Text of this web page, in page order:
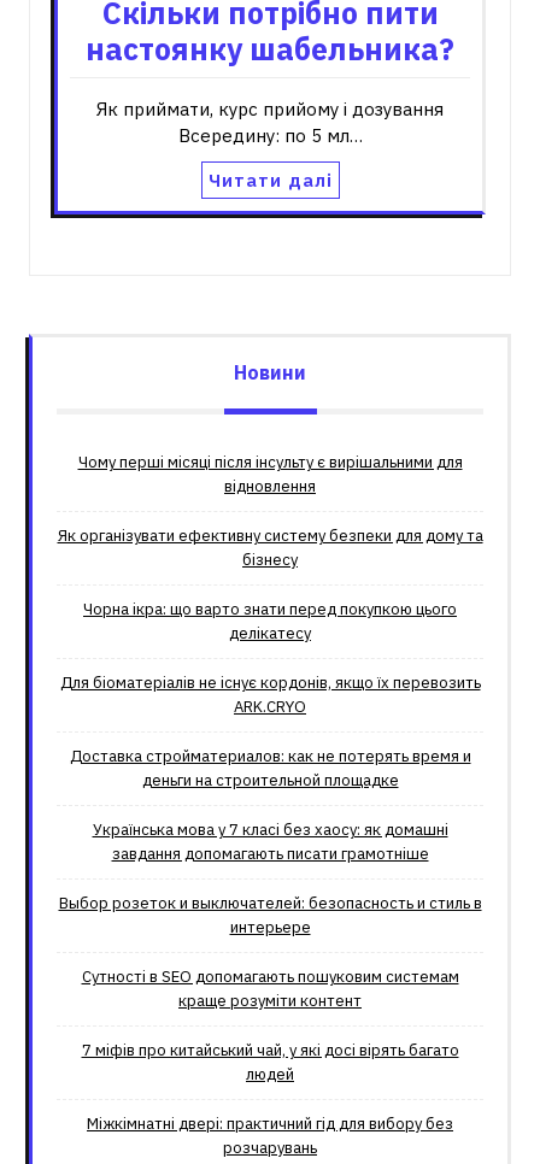
Скільки потрібно пити
настоянку шабельника?
Як приймати, курс прийому і дозування
Всередину: по 5 мл…
Читати далі
Новини
Чому перші місяці після інсульту є вирішальними для
відновлення
Як організувати ефективну систему безпеки для дому та
бізнесу
Чорна ікра: що варто знати перед покупкою цього
делікатесу
Для біоматеріалів не існує кордонів, якщо їх перевозить
ARK.CRYO
Доставка стройматериалов: как не потерять время и
деньги на строительной площадке
Українська мова у 7 класі без хаосу: як домашні
завдання допомагають писати грамотніше
Выбор розеток и выключателей: безопасность и стиль в
интерьере
Сутності в SEO допомагають пошуковим системам
краще розуміти контент
7 міфів про китайський чай, у які досі вірять багато
людей
Міжкімнатні двері: практичний гід для вибору без
розчарувань